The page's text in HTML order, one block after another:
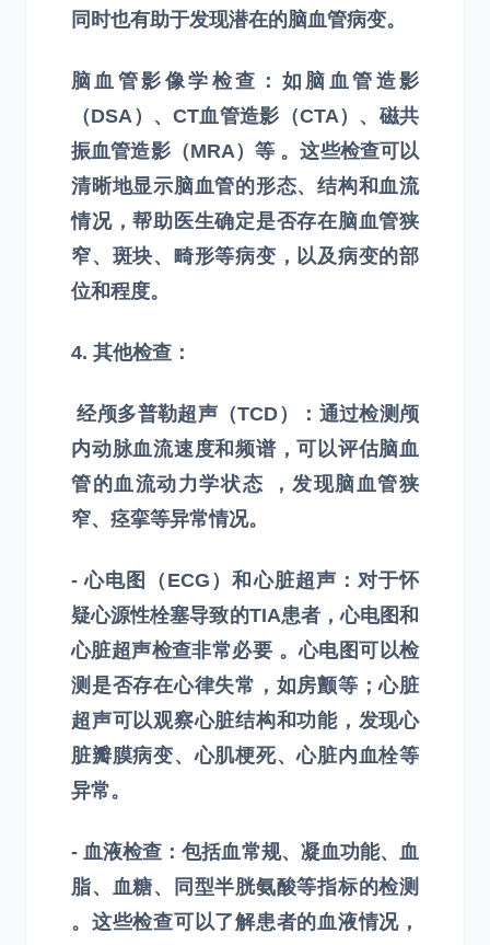
同时也有助于发现潜在的脑血管病变。
脑血管影像学检查：如脑血管造影
（DSA）、CT血管造影（CTA）、磁共
振血管造影（MRA）等 。这些检查可以
清晰地显示脑血管的形态、结构和血流
情况，帮助医生确定是否存在脑血管狭
窄、斑块、畸形等病变，以及病变的部
位和程度。
4. 其他检查：
经颅多普勒超声（TCD）：通过检测颅
内动脉血流速度和频谱，可以评估脑血
管的血流动力学状态 ，发现脑血管狭
窄、痉挛等异常情况。
- 心电图（ECG）和心脏超声：对于怀
疑心源性栓塞导致的TIA患者，心电图和
心脏超声检查非常必要 。心电图可以检
测是否存在心律失常，如房颤等；心脏
超声可以观察心脏结构和功能，发现心
脏瓣膜病变、心肌梗死、心脏内血栓等
异常。
- 血液检查：包括血常规、凝血功能、血
脂、血糖、同型半胱氨酸等指标的检测
。这些检查可以了解患者的血液情况，